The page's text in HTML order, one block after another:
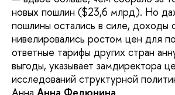
новых пошлин ($23,6 млрд). Но
пошлины остались в силе, доходы
нивелировались ростом цен для
ответные тарифы других стран
выгоды, указывает замдиректора
исследований структурной